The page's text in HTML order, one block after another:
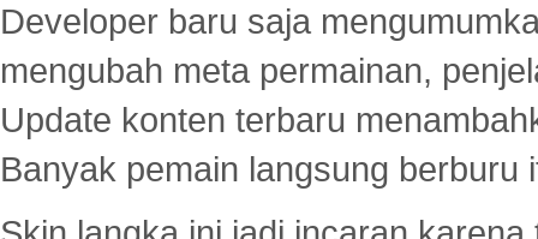
Developer baru saja
mengubah meta permainan,
Update konten terbaru
Banyak pemain langsung berburu